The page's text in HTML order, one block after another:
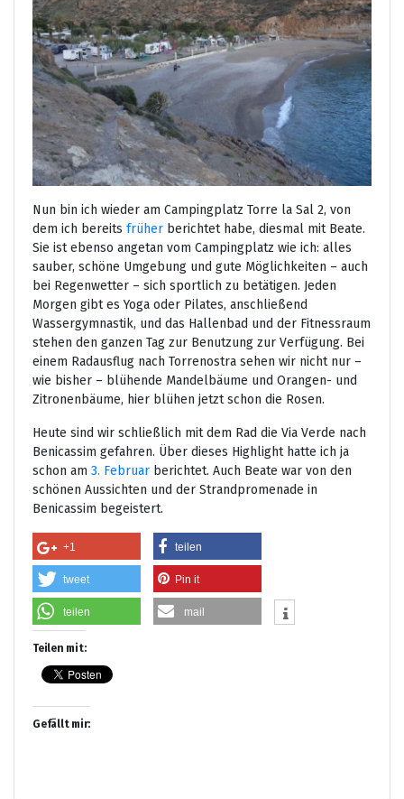
Nun bin ich wieder am Campingplatz Torre la Sal 2, von
dem ich bereits früher berichtet habe, diesmal mit Beate.
Sie ist ebenso angetan vom Campingplatz wie ich: alles
sauber, schöne Umgebung und gute Möglichkeiten – auch
bei Regenwetter – sich sportlich zu betätigen. Jeden
Morgen gibt es Yoga oder Pilates, anschließend
Wassergymnastik, und das Hallenbad und der Fitnessraum
stehen den ganzen Tag zur Benutzung zur Verfügung. Bei
einem Radausflug nach Torrenostra sehen wir nicht nur –
wie bisher – blühende Mandelbäume und Orangen- und
Zitronenbäume, hier blühen jetzt schon die Rosen.
Heute sind wir schließlich mit dem Rad die Via Verde nach
Benicassim gefahren. Über dieses Highlight hatte ich ja
schon am 3. Februar berichtet. Auch Beate war von den
schönen Aussichten und der Strandpromenade in
Benicassim begeistert.
+1 teilen
tweet Pin it
teilen mail
Teilen mit:
Gefällt mir: